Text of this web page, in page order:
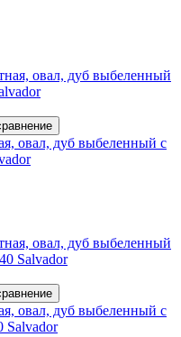
овал, дуб выбеленный с
овал, дуб выбеленный с